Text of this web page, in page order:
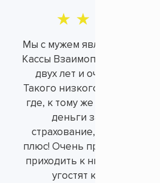
Мы с мужем являемся
Кассы Взаимопомощи уже
двух лет и очень
Такого низкого процента
где, к тому же не берут
деньги за не нужное
страхование, а это
плюс! Очень приятно и
приходить к ним в офис,
угостят конфетками.